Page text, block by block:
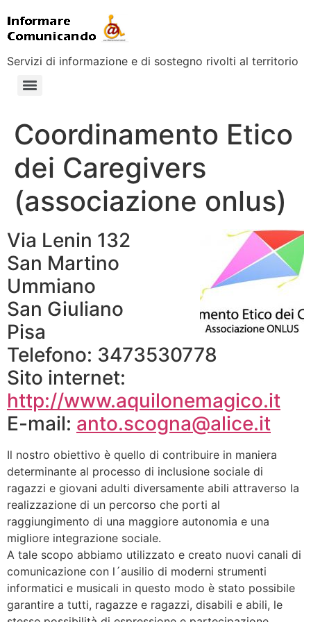
Servizi di informazione e di sostegno rivolti al territorio
Coordinamento Etico
dei Caregivers
(associazione onlus)
Via Lenin 132
San Martino
Ummiano
San Giuliano
Pisa
Telefono: 3473530778
Sito internet:
http://www.aquilonemagico.it
E-mail: anto.scogna@alice.it
Il nostro obiettivo è quello di contribuire in maniera
determinante al processo di inclusione sociale di
ragazzi e giovani adulti diversamente abili attraverso la
realizzazione di un percorso che porti al
raggiungimento di una maggiore autonomia e una
migliore integrazione sociale.
A tale scopo abbiamo utilizzato e creato nuovi canali di
comunicazione con l´ausilio di moderni strumenti
informatici e musicali in questo modo è stato possibile
garantire a tutti, ragazze e ragazzi, disabili e abili, le